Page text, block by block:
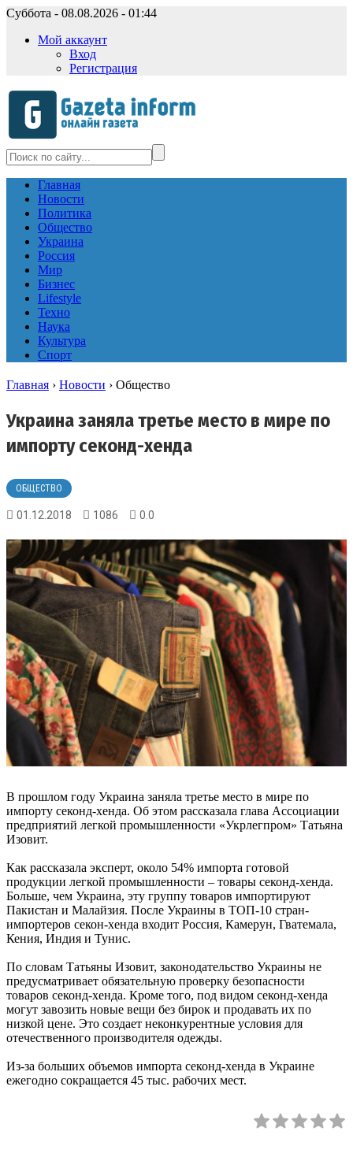
Суббота - 08.08.2026 - 01:44
Мой аккаунт
Вход
Регистрация
Главная
Новости
Политика
Общество
Украина
Россия
Мир
Бизнес
Lifestyle
Техно
Наука
Культура
Спорт
Главная › Новости › Общество
Украина заняла третье место в мире по
импорту секонд-хенда
ОБЩЕСТВО
01.12.2018 1086 0.0
В прошлом году Украина заняла третье место в мире по
импорту секонд-хенда. Об этом рассказала глава Ассоциации
предприятий легкой промышленности «Укрлегпром» Татьяна
Изовит.
Как рассказала эксперт, около 54% импорта готовой
продукции легкой промышленности – товары секонд-хенда.
Больше, чем Украина, эту группу товаров импортируют
Пакистан и Малайзия. После Украины в ТОП-10 стран-
импортеров секон-хенда входит Россия, Камерун, Гватемала,
Кения, Индия и Тунис.
По словам Татьяны Изовит, законодательство Украины не
предусматривает обязательную проверку безопасности
товаров секонд-хенда. Кроме того, под видом секонд-хенда
могут завозить новые вещи без бирок и продавать их по
низкой цене. Это создает неконкурентные условия для
отечественного производителя одежды.
Из-за больших объемов импорта секонд-хенда в Украине
ежегодно сокращается 45 тыс. рабочих мест.